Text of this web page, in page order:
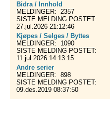
Bidra / Innhold
MELDINGER: 2357
SISTE MELDING POSTET:
27.jul.2026 21:12:46
Kjøpes / Selges / Byttes
MELDINGER: 1090
SISTE MELDING POSTET:
11.jul.2026 14:13:15
Andre serier
MELDINGER: 898
SISTE MELDING POSTET:
09.des.2019 08:37:50